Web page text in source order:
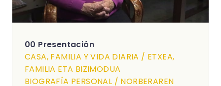
00 Presentación
CASA, FAMILIA Y VIDA DIARIA / ETXEA,
FAMILIA ETA BIZIMODUA
BIOGRAFÍA PERSONAL / NORBERAREN